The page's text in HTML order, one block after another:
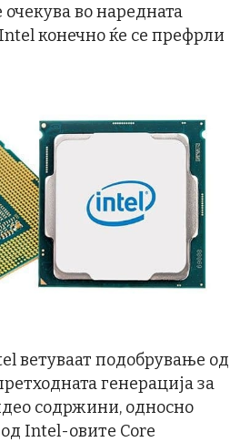
очекува во наредната
конечно ќе се префрли
ветуваат подобрување од
генерација за
содржини, односно
Intel-овите Core